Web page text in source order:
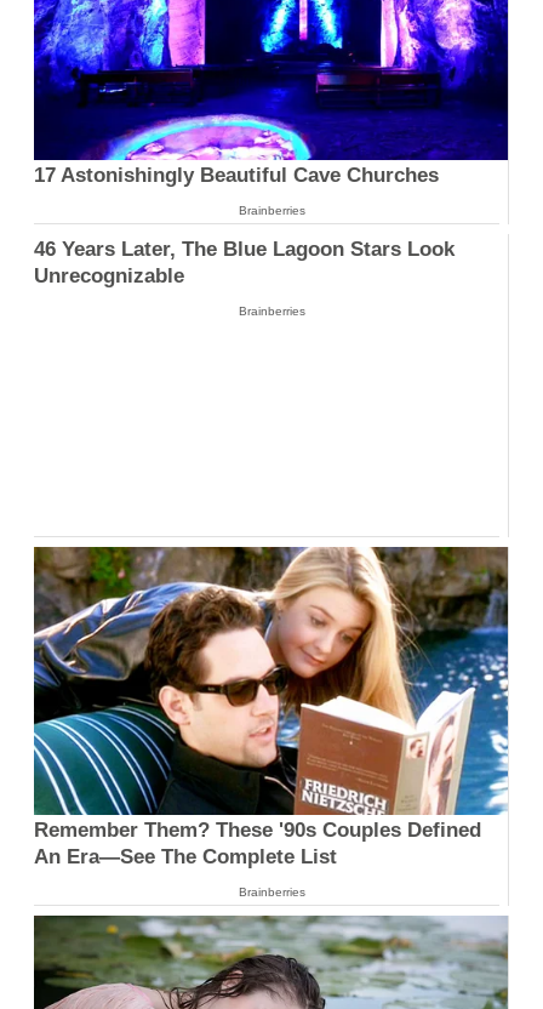
17 Astonishingly Beautiful Cave Churches
Brainberries
46 Years Later, The Blue Lagoon Stars Look
Unrecognizable
Brainberries
Remember Them? These '90s Couples Defined
An Era—See The Complete List
Brainberries